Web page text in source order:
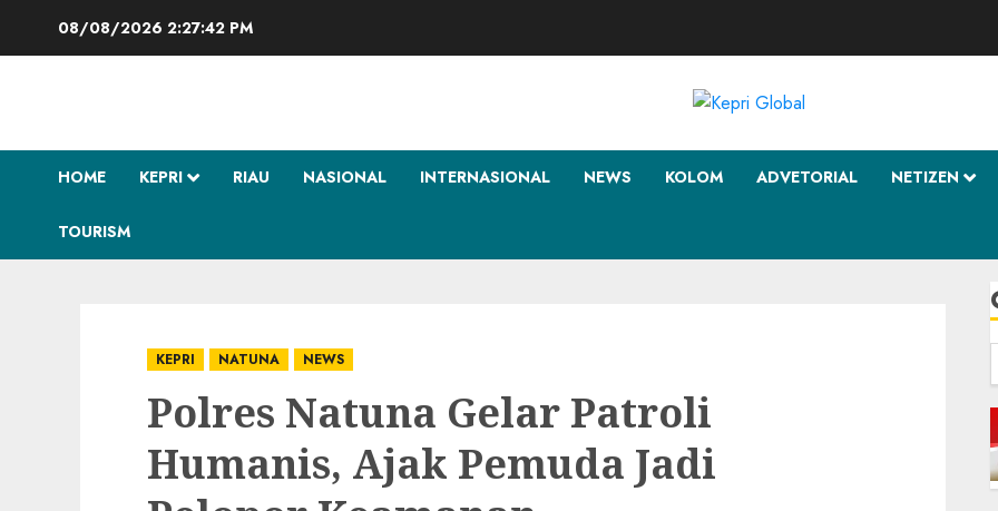
08/08/2026 2:27:43 PM
HOME KEPRI RIAU NASIONAL INTERNASIONAL NEWS KOLOM ADVETORIAL NETIZEN
TOURISM
KEPRI NATUNA NEWS
Polres Natuna Gelar Patroli
Humanis, Ajak Pemuda Jadi